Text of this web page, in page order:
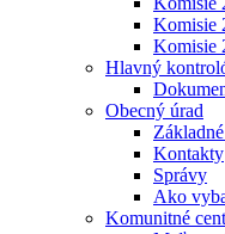
Komisie
Komisie
Hlavný
Obecný úrad
Kontakty
Správy
Ako
Komunitné